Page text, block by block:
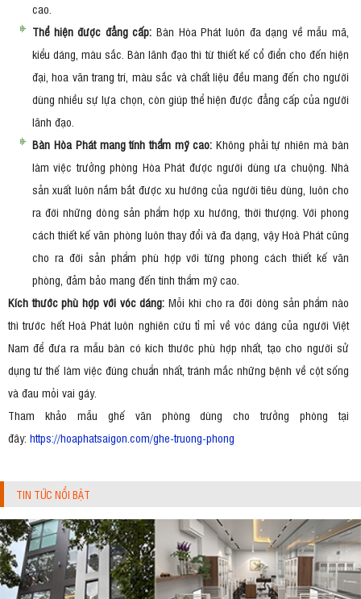
cao.
Thể hiện được đẳng cấp: Bàn Hòa Phát luôn đa dạng về mẫu mã,
kiểu dáng, màu sắc. Bàn lãnh đạo thì từ thiết kế cổ điển cho đến hiện
đại, hoa văn trang trí, màu sắc và chất liệu đều mang đến cho người
dùng nhiều sự lựa chọn, còn giúp thể hiện được đẳng cấp của người
lãnh đạo.
Bàn Hòa Phát mang tính thẩm mỹ cao:Không phải tự nhiên mà bàn
làm việc trưởng phòng Hòa Phát được người dùng ưa chuộng. Nhà
sản xuất luôn nắm bắt được xu hướng của người tiêu dùng, luôn cho
ra đời những dòng sản phẩm hợp xu hướng, thời thượng. Với phong
cách thiết kế văn phòng luôn thay đổi và đa dạng, vậy Hoà Phát cũng
cho ra đời sản phẩm phù hợp với từng phong cách thiết kế văn
phòng, đảm bảo mang đến tính thẩm mỹ cao.
Kích thước phù hợp với vóc dáng: Mỗi khi cho ra đời dòng sản phẩm nào
thì trước hết Hoà Phát luôn nghiên cứu tỉ mỉ về vóc dáng của người Việt
Nam để đưa ra mẫu bàn có kích thước phù hợp nhất, tạo cho người sử
dụng tư thế làm việc đúng chuẩn nhất, tránh mắc những bệnh về cột sống
và đau mỏi vai gáy.
Tham khảo mẫu ghế văn phòng dùng cho trưởng phòng tại
đây: https://hoaphatsaigon.com/ghe-truong-phong
TIN TỨC NỔI BẬT